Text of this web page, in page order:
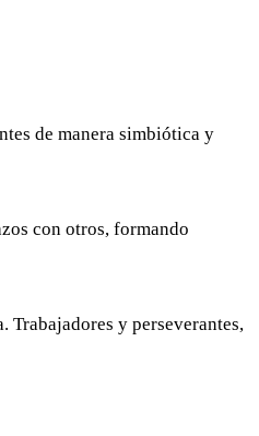
de manera simbiótica y
con otros, formando
y perseverantes,